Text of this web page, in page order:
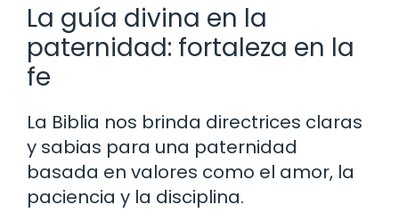
La guía divina en la
paternidad: fortaleza en la
fe
La Biblia nos brinda directrices claras
y sabias para una paternidad
basada en valores como el amor, la
paciencia y la disciplina.